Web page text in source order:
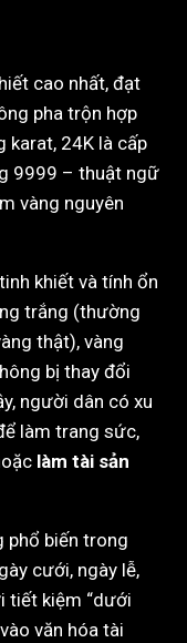
cao nhất, đạt
pha trộn hợp
karat, 24K là cấp
9999 – thuật ngữ
vàng nguyên
khiết và tính ổn
trắng (thường
thật), vàng
bị thay đổi
người dân có xu
làm trang sức,
làm tài sản
phổ biến trong
cưới, ngày lễ,
tiết kiệm “dưới
văn hóa tài